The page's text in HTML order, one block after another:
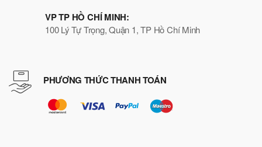
VP TP HỒ CHÍ MINH:
100 Lý Tự Trọng, Quận 1, TP Hồ Chí Minh
PHƯƠNG THỨC THANH TOÁN